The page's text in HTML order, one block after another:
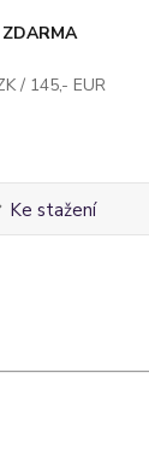
/ 145,- EUR
Ke stažení